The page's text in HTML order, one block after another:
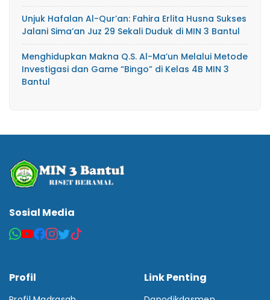
Unjuk Hafalan Al-Qur’an: Fahira Erlita Husna Sukses
Jalani Sima’an Juz 29 Sekali Duduk di MIN 3 Bantul
Menghidupkan Makna Q.S. Al-Ma’un Melalui Metode
Investigasi dan Game “Bingo” di Kelas 4B MIN 3
Bantul
Sosial Media
Profil Link Penting